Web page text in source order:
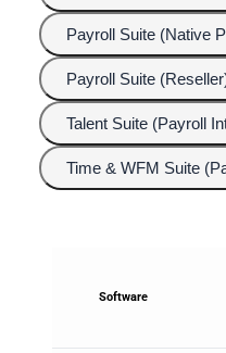
Payroll Suite (Native
Payroll Suite
Talent Suite (Payroll
Time & WFM Suite
Software